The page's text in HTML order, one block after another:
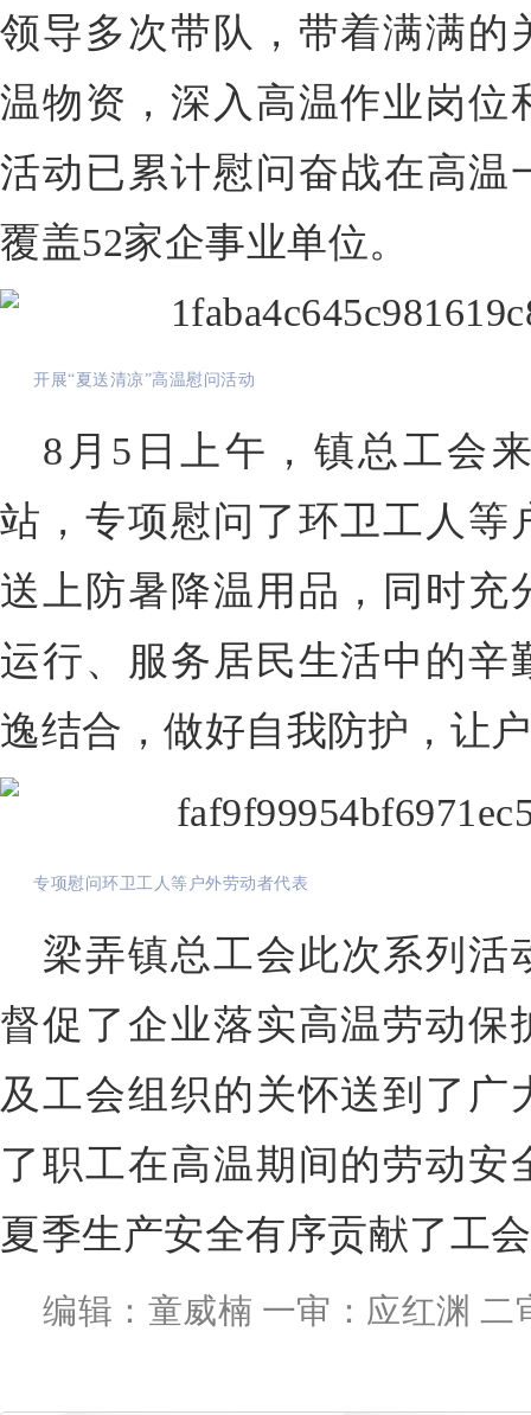
领导多次带队，带着满满的
温物资，深入高温作业岗位
活动已累计慰问奋战在高温
覆盖52家企事业单位。
开展“夏送清凉”高温慰问活动
8月5日上午，镇总工会
站，专项慰问了环卫工人等
送上防暑降温用品，同时充
运行、服务居民生活中的辛
逸结合，做好自我防护，让
专项慰问环卫工人等户外劳动者代表
梁弄镇总工会此次系列活
督促了企业落实高温劳动保
及工会组织的关怀送到了
了职工在高温期间的劳动
夏季生产安全有序贡献了工
编辑：童威楠 一审：应红渊 二